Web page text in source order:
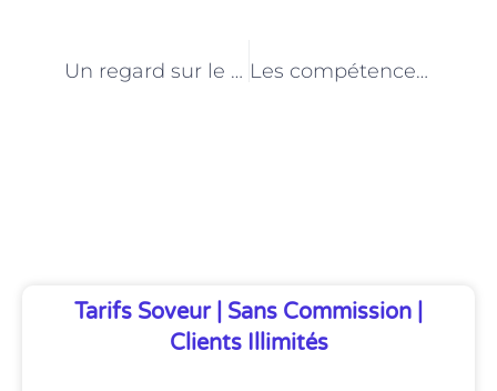
Un regard sur le travail passionnant du Responsable de refuge animalier à Paris Les compétences nécessaires pour exceller en tant que Responsable de refuge animalier à Paris
Tarifs Soveur | Sans Commission |
Clients Illimités